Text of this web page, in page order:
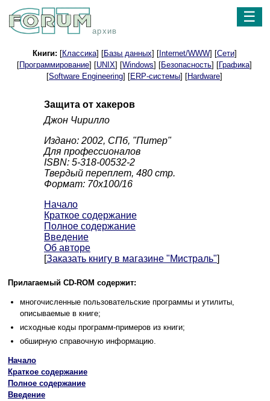
архив
☰
Книги: [Классика] [Базы данных] [Internet/WWW] [Сети]
[Программирование] [UNIX] [Windows] [Безопасность] [Графика]
[Software Engineering] [ERP-системы] [Hardware]
Защита от хакеров
Джон Чирилло
Издано: 2002, СПб, "Питер"
Для профессионалов
ISBN: 5-318-00532-2
Твердый переплет, 480 стр.
Формат: 70x100/16
Начало
Краткое содержание
Полное содержание
Введение
Об авторе
[Заказать книгу в магазине "Мистраль"]
Прилагаемый CD-ROM содержит:
многочисленные пользовательские программы и утилиты,
описываемые в книге;
исходные коды программ-примеров из книги;
обширную справочную информацию.
Начало
Краткое содержание
Полное содержание
Введение